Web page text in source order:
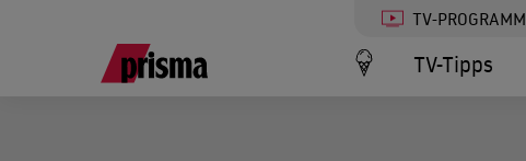
TV-PROGRAMM
TV-Tipps